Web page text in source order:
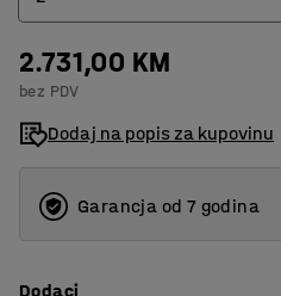
3
2
3
2.731,00 KM
bez PDV
Dodaj na popis za kupovinu
Garancja od 7 godina
Dodaci